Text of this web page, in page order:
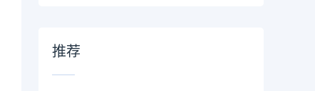
推荐